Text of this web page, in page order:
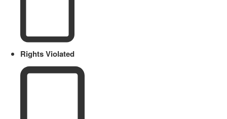
Rights Violated